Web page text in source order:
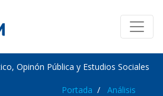
Opinón Pública y Estudios Sociales
Portada Análisis